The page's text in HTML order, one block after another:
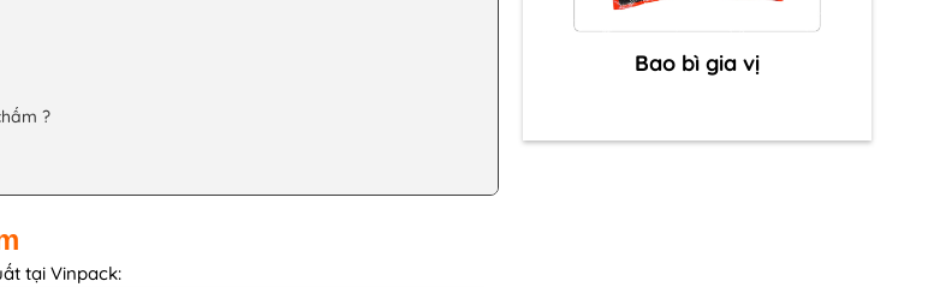
?
tại Vinpack:
Bao bì gia vị